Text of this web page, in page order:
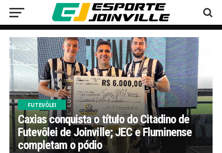
FUTEVÔLEI
Caxias conquista o título do Citadino de
Futevôlei de Joinville; JEC e Fluminense
completam o pódio